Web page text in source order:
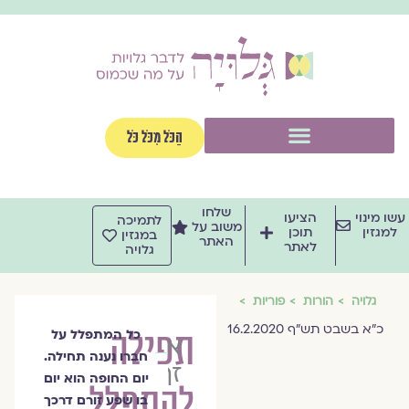
הַכֹּל מִכֹּל כֹּל
מינוי
למגזין
הציעו
תוכן
לאתר
שלחו
משוב על
האתר
לתמיכה
במגזין
גלויה
גלויה הורות פוריות
כ"א בשבט תש"ף 16.2.2020
תפילה
אורה
זך
כל המתפלל על
חברו נענה תחילה.
יום החופה הוא יום
בו שפע זורם דרכך